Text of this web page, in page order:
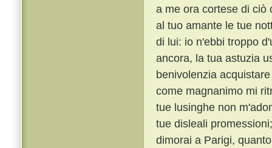
a me ora cortese di ciò
al tuo amante le tue
di lui: io n'ebbi troppo
ancora, la tua astuzia
benivolenzia
come magnanimo mi
tue lusinghe non
tue disleali
dimorai a Parigi,